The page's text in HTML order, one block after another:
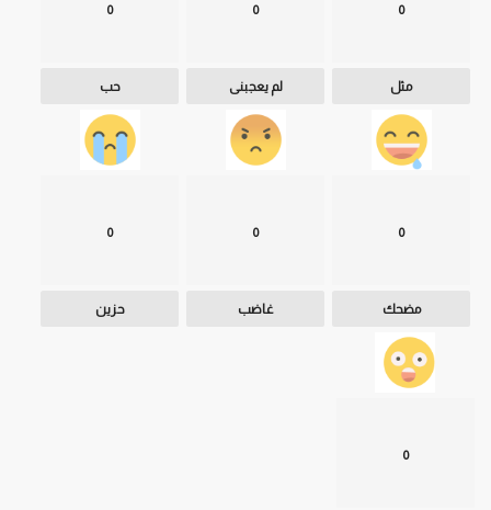
0
مثل
0
لم يعجبنى
0
حب
0
مضحك
0
غاضب
0
حزين
0